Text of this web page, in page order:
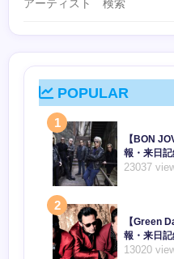
POPULAR
1
【BON
報・来日
23037
2
【Green
報・来日
13020